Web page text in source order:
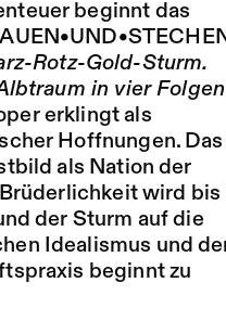
beginnt das
Rotz-Gold-Sturm.
in vier Folgen
erklingt als
Hoffnungen. Das
als Nation der
wird bis
der Sturm auf die
Idealismus und
beginnt zu